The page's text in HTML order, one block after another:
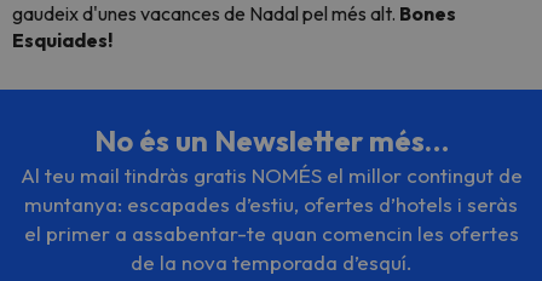
gaudeix d'unes vacances de Nadal pel més alt. Bones
Esquiades!
No és un Newsletter més…
Al teu mail tindràs gratis NOMÉS el millor contingut de
muntanya: escapades d’estiu, ofertes d’hotels i seràs
el primer a assabentar-te quan comencin les ofertes
de la nova temporada d’esquí.